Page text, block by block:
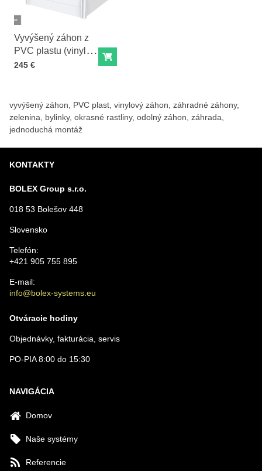
Vyvýšený záhon z
PVC plastu (vinyl) -
sada 3 ks
Cena s DPH
245 € Do košíka
vyvýšený záhon, PVC plast, vinylový záhon, záhradné záhony,
zelenina, bylinky, okrasné rastliny, odolný záhon, záhrada,
jednoduchá montáž
KONTAKTY
BOLEX Group s.r.o.
018 53 Bolešov 448
Slovensko
Telefón:
+421 905 755 895
E-mail:
info@bolex-systems.eu
Otváracie hodiny
Objednávky, fakturácia, servis
PO-PIA 8:00 do 15:30
NAVIGÁCIA
Domov
Naše systémy
Referencie